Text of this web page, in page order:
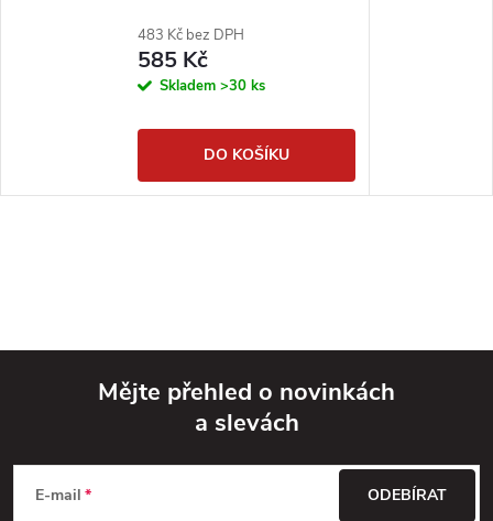
483 Kč bez DPH
585 Kč
Skladem >30 ks
DO KOŠÍKU
Mějte přehled o novinkách
a slevách
E-mail ODEBÍRAT